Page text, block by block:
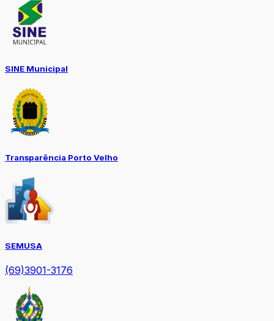
SINE Municipal
Transparência Porto Velho
SEMUSA
(69)3901-3176